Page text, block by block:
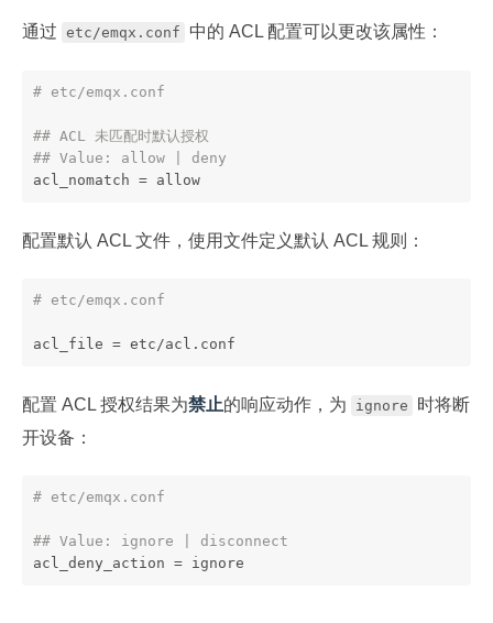
通过 etc/emqx.conf 中的 ACL 配置可以更改该属性：
# etc/emqx.conf
## ACL 未匹配时默认授权
## Value: allow | deny
acl_nomatch = allow
配置默认 ACL 文件，使用文件定义默认 ACL 规则：
# etc/emqx.conf
acl_file = etc/acl.conf
配置 ACL 授权结果为禁止的响应动作，为 ignore
时将断
开设备：
# etc/emqx.conf
## Value: ignore | disconnect
acl_deny_action = ignore